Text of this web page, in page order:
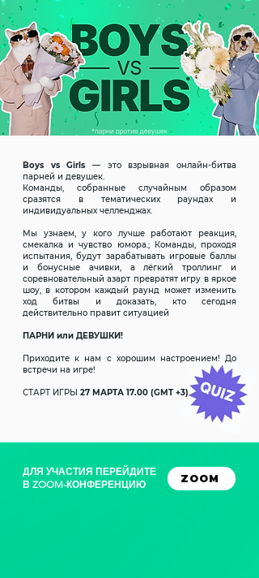
Boys vs Girls — это взрывная онлайн-битва
парней и девушек.
Команды, собранные случайным образом
сразятся в тематических раундах и
индивидуальных челленджах.
Мы узнаем, у кого лучше работают реакция,
смекалка и чувство юмора.; Команды, проходя
испытания, будут зарабатывать игровые баллы
и бонусные ачивки, а лёгкий троллинг и
соревновательный азарт превратят игру в яркое
шоу, в котором каждый раунд может изменить
ход битвы и доказать, кто сегодня
действительно правит ситуацией
ПАРНИ или ДЕВУШКИ!
Приходите к нам с хорошим настроением! До
встречи на игре!
СТАРТ ИГРЫ 27 МАРТА 17.00 (GMT +3)
ДЛЯ УЧАСТИЯ ПЕРЕЙДИТЕ
В ZOOM-КОНФЕРЕНЦИЮ
ZOOM